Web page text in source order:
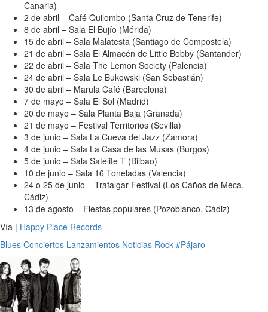
Canaria)
2 de abril – Café Quilombo (Santa Cruz de Tenerife)
8 de abril – Sala El Bujío (Mérida)
15 de abril – Sala Malatesta (Santiago de Compostela)
21 de abril – Sala El Almacén de Little Bobby (Santander)
22 de abril – Sala The Lemon Society (Palencia)
24 de abril – Sala Le Bukowski (San Sebastián)
30 de abril – Marula Café (Barcelona)
7 de mayo – Sala El Sol (Madrid)
20 de mayo – Sala Planta Baja (Granada)
21 de mayo – Festival Territorios (Sevilla)
3 de junio – Sala La Cueva del Jazz (Zamora)
4 de junio – Sala La Casa de las Musas (Burgos)
5 de junio – Sala Satélite T (Bilbao)
10 de junio – Sala 16 Toneladas (Valencia)
24 o 25 de junio – Trafalgar Festival (Los Caños de Meca,
Cádiz)
13 de agosto – Fiestas populares (Pozoblanco, Cádiz)
Vía | Happy Place Records
Blues Conciertos Lanzamientos Noticias Rock #Pájaro